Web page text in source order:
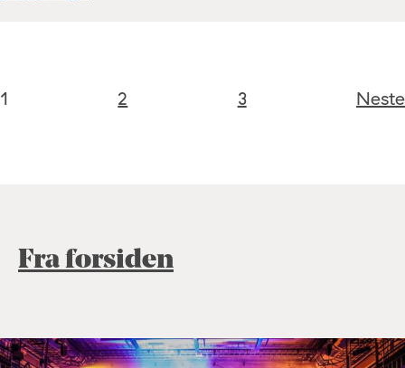
1 2 3 Neste
Fra forsiden